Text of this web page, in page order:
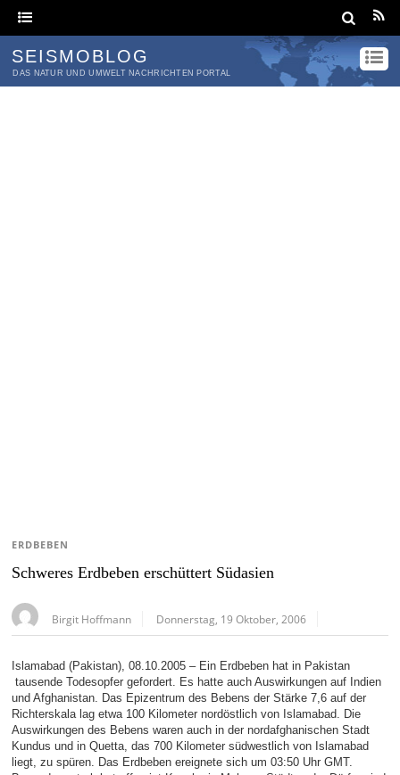
SEISMOBLOG
DAS NATUR UND UMWELT NACHRICHTEN PORTAL
ERDBEBEN
Schweres Erdbeben erschüttert Südasien
Birgit Hoffmann Donnerstag, 19 Oktober, 2006
Islamabad (Pakistan), 08.10.2005 – Ein Erdbeben hat in Pakistan
tausende Todesopfer gefordert. Es hatte auch Auswirkungen auf Indien
und Afghanistan. Das Epizentrum des Bebens der Stärke 7,6 auf der
Richterskala lag etwa 100 Kilometer nordöstlich von Islamabad. Die
Auswirkungen des Bebens waren auch in der nordafghanischen Stadt
Kundus und in Quetta, das 700 Kilometer südwestlich von Islamabad
liegt, zu spüren. Das Erdbeben ereignete sich um 03:50 Uhr GMT.